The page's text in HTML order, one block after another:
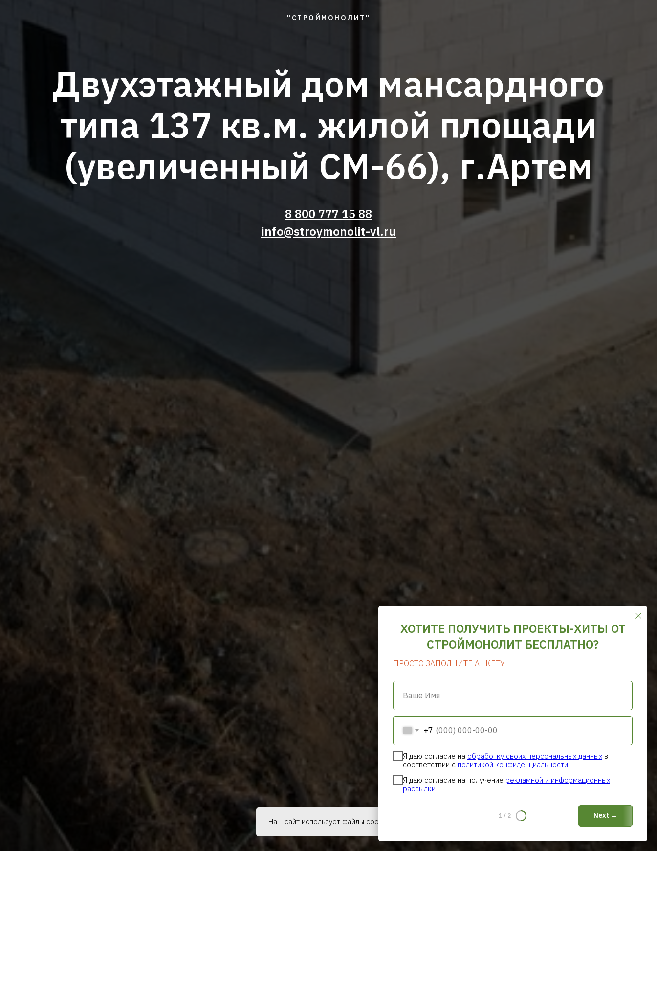
"СТРОЙМОНОЛИТ"
Двухэтажный дом мансардного
типа 137 кв.м. жилой площади
(увеличенный СМ-66), г.Артем
8 800 777 15 88
info@stroymonolit-vl.ru
Наш сайт использует файлы cookie, чтобы обеспечить вам наилучший опыт использования.
ХОТИТЕ ПОЛУЧИТЬ ПРОЕКТЫ-ХИТЫ ОТ
СТРОЙМОНОЛИТ БЕСПЛАТНО?
ПРОСТО ЗАПОЛНИТЕ АНКЕТУ
Ваше Имя
+7
Я даю согласие на обработку своих персональных данных в
соответствии с политикой конфиденциальности
Я даю согласие на получение рекламной и информационных
рассылки
Next →
1 / 2